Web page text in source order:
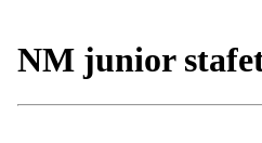
NM junior